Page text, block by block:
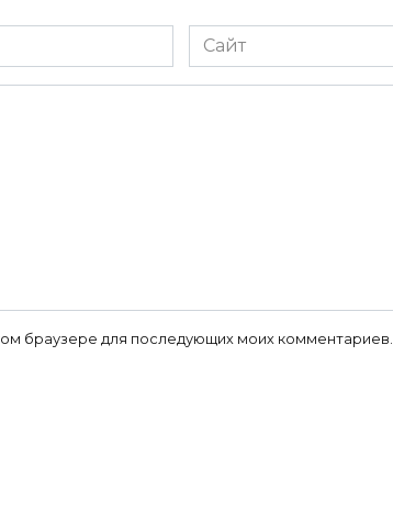
Сайт
браузере для последующих моих комментариев.